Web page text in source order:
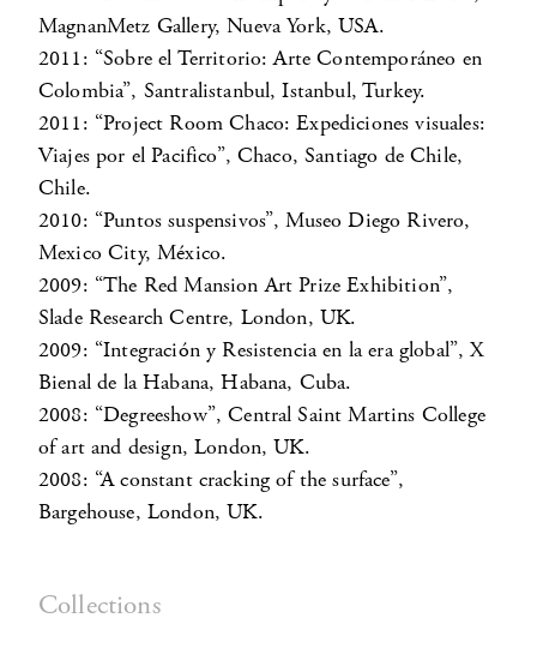
MagnanMetz Gallery, Nueva York, USA.
2011: “Sobre el Territorio: Arte Contemporáneo en
Colombia”, Santralistanbul, Istanbul, Turkey.
2011: “Project Room Chaco: Expediciones visuales:
Viajes por el Pacifico”, Chaco, Santiago de Chile,
Chile.
2010: “Puntos suspensivos”, Museo Diego Rivero,
Mexico City, México.
2009: “The Red Mansion Art Prize Exhibition”,
Slade Research Centre, London, UK.
2009: “Integración y Resistencia en la era global”, X
Bienal de la Habana, Habana, Cuba.
2008: “Degreeshow”, Central Saint Martins College
of art and design, London, UK.
2008: “A constant cracking of the surface”,
Bargehouse, London, UK.
Collections